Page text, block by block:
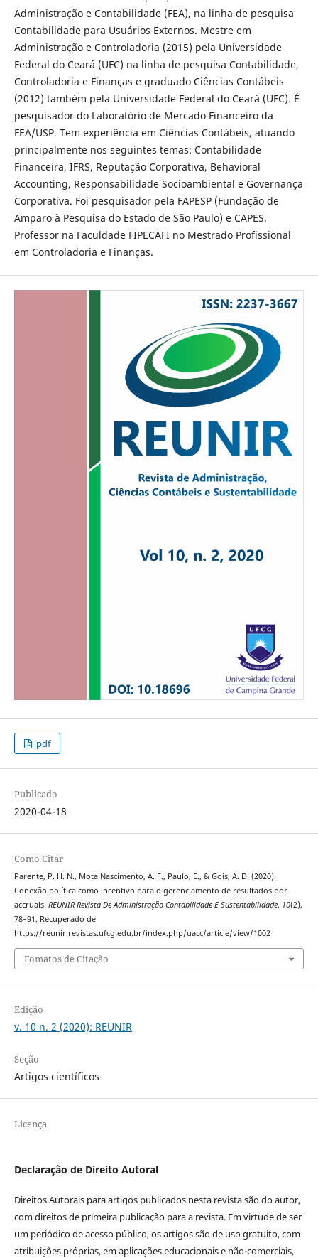
Administração e Contabilidade (FEA), na linha de pesquisa
Contabilidade para Usuários Externos. Mestre em
Administração e Controladoria (2015) pela Universidade
Federal do Ceará (UFC) na linha de pesquisa Contabilidade,
Controladoria e Finanças e graduado Ciências Contábeis
(2012) também pela Universidade Federal do Ceará (UFC). É
pesquisador do Laboratório de Mercado Financeiro da
FEA/USP. Tem experiência em Ciências Contábeis, atuando
principalmente nos seguintes temas: Contabilidade
Financeira, IFRS, Reputação Corporativa, Behavioral
Accounting, Responsabilidade Socioambiental e Governança
Corporativa. Foi pesquisador pela FAPESP (Fundação de
Amparo à Pesquisa do Estado de São Paulo) e CAPES.
Professor na Faculdade FIPECAFI no Mestrado Profissional
em Controladoria e Finanças.
pdf
Publicado
2020-04-18
Como Citar
Parente, P. H. N., Mota Nascimento, A. F., Paulo, E., & Gois, A. D. (2020).
Conexão política como incentivo para o gerenciamento de resultados por
accruals. REUNIR Revista De Administração Contabilidade E Sustentabilidade, 10(2),
78–91. Recuperado de
https://reunir.revistas.ufcg.edu.br/index.php/uacc/article/view/1002
Fomatos de Citação
Edição
v. 10 n. 2 (2020): REUNIR
Seção
Artigos científicos
Licença
Declaração de Direito Autoral
Direitos Autorais para artigos publicados nesta revista são do autor,
com direitos de primeira publicação para a revista. Em virtude de ser
um periódico de acesso público, os artigos são de uso gratuito, com
atribuições próprias, em aplicações educacionais e não-comerciais,